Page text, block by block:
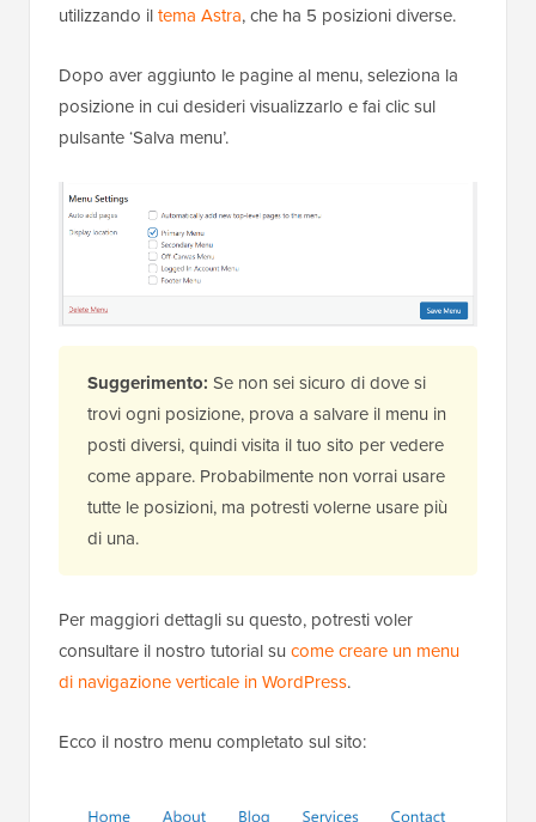
utilizzando iltema Astra, che ha 5 posizioni diverse.
Dopo aver aggiunto le pagine al menu, seleziona la
posizione in cui desideri visualizzarlo e fai clic sul
pulsante ‘Salva menu’.
Suggerimento: Se non sei sicuro di dove si
trovi ogni posizione, prova a salvare il menu in
posti diversi, quindi visita il tuo sito per vedere
come appare. Probabilmente non vorrai usare
tutte le posizioni, ma potresti volerne usare più
di una.
Per maggiori dettagli su questo, potresti voler
consultare il nostro tutorial su come creare un menu
di navigazione verticale in WordPress.
Ecco il nostro menu completato sul sito: